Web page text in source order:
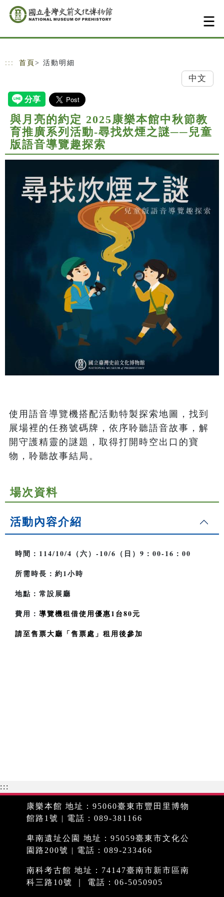
跳到主要內容
網站導覽
::: 首頁 > 活動明細
中文
與月亮的約定 2025康樂本館中秋節教
育推廣系列活動-尋找炊煙之謎──兒童
版語音導覽趣探索
使用語音導覽機搭配活動特製探索地圖，找到
展場裡的任務號碼牌，依序聆聽語音故事，解
開守護精靈的謎題，取得打開時空出口的寶
物，聆聽故事結局。
場次資料
活動內容介紹
時間：114/10/4（六）-10/6（日）9：00-16：00
所需時長：約1小時
地點：常設展廳
費用： 導覽機租借使用優惠1台80元
請至售票大廳「售票處」租用後參加
:::
康樂本館 地址：95060臺東市豐田里博物
館路1號 | 電話：089-381166
卑南遺址公園 地址：95059臺東市文化公
園路200號 | 電話：089-233466
南科考古館 地址：74147臺南市新市區南
科三路10號 ｜ 電話：06-5050905